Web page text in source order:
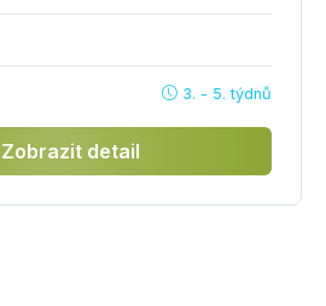
3. - 5. týdnů
Zobrazit detail